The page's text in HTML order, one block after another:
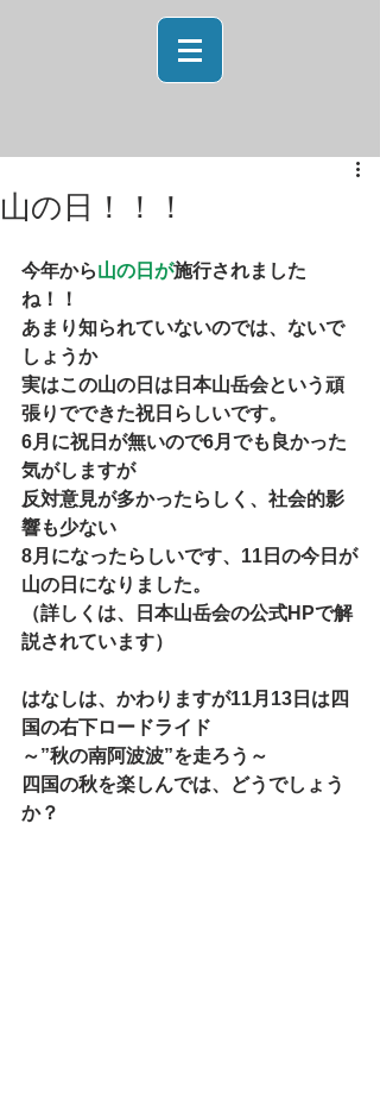
山の日！！！
今年から山の日が施行されました
ね！！
あまり知られていないのでは、ないで
しょうか
実はこの山の日は日本山岳会という頑
張りでできた祝日らしいです。
6月に祝日が無いので6月でも良かった
気がしますが
反対意見が多かったらしく、社会的影
響も少ない
8月になったらしいです、11日の今日が
山の日になりました。
（詳しくは、日本山岳会の公式HPで解
説されています）
はなしは、かわりますが11月13日は四
国の右下ロードライド
～”秋の南阿波波”を走ろう～
四国の秋を楽しんでは、どうでしょう
か？